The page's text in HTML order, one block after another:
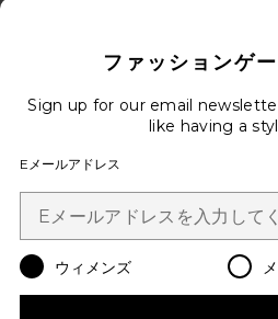
ベストセラー
ELODIE トップ
superdown
$62
Favorite ALISIA トップ
ファッションゲ
Sign up for our email
like having a
Eメールアドレス
ウィメンズ